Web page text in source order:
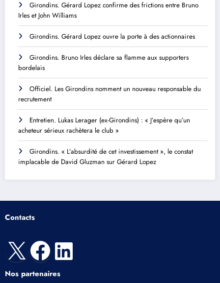
Girondins. Gérard Lopez confirme des frictions entre Bruno
Irles et John Williams
Girondins. Gérard Lopez ouvre la porte à des actionnaires
Girondins. Bruno Irles déclare sa flamme aux supporters
bordelais
Officiel. Les Girondins nomment un nouveau responsable du
recrutement
Entretien. Lukas Lerager (ex-Girondins) : « J’espère qu’un
acheteur sérieux rachètera le club »
Girondins. « L’absurdité de cet investissement », le constat
implacable de David Gluzman sur Gérard Lopez
Contacts
X Facebook
LinkedIn
Nos partenaires